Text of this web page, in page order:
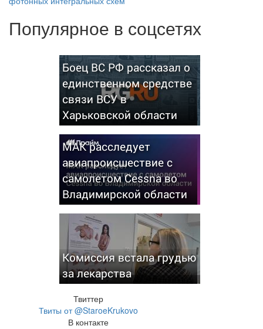
Популярное в соцсетях
Боец ВС РФ рассказал о
единственном средстве
связи ВСУ в
Харьковской области
МАК расследует
авиапроисшествие с
самолетом Cessna во
Владимирской области
Комиссия встала грудью
за лекарства
Твиттер
Твиты от @StaroeKrukovo
В контакте